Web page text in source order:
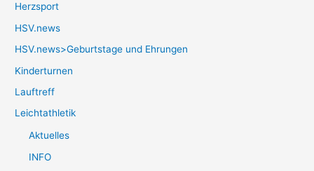
Herzsport
HSV.news
HSV.news>Geburtstage und Ehrungen
Kinderturnen
Lauftreff
Leichtathletik
Aktuelles
INFO